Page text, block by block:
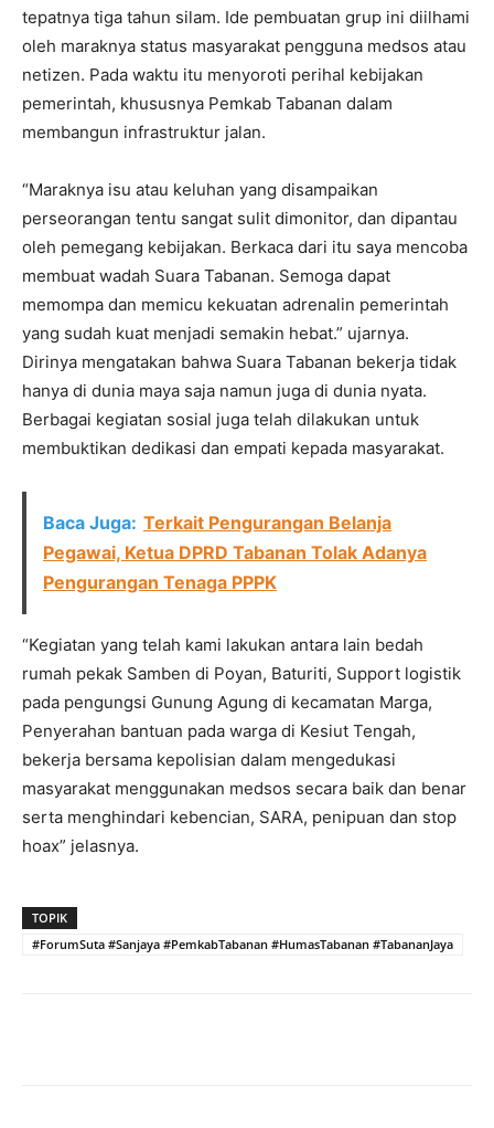
tepatnya tiga tahun silam. Ide pembuatan grup ini diilhami
oleh maraknya status masyarakat pengguna medsos atau
netizen. Pada waktu itu menyoroti perihal kebijakan
pemerintah, khususnya Pemkab Tabanan dalam
membangun infrastruktur jalan.
“Maraknya isu atau keluhan yang disampaikan
perseorangan tentu sangat sulit dimonitor, dan dipantau
oleh pemegang kebijakan. Berkaca dari itu saya mencoba
membuat wadah Suara Tabanan. Semoga dapat
memompa dan memicu kekuatan adrenalin pemerintah
yang sudah kuat menjadi semakin hebat.” ujarnya.
Dirinya mengatakan bahwa Suara Tabanan bekerja tidak
hanya di dunia maya saja namun juga di dunia nyata.
Berbagai kegiatan sosial juga telah dilakukan untuk
membuktikan dedikasi dan empati kepada masyarakat.
Baca Juga: Terkait Pengurangan Belanja
Pegawai, Ketua DPRD Tabanan Tolak Adanya
Pengurangan Tenaga PPPK
“Kegiatan yang telah kami lakukan antara lain bedah
rumah pekak Samben di Poyan, Baturiti, Support logistik
pada pengungsi Gunung Agung di kecamatan Marga,
Penyerahan bantuan pada warga di Kesiut Tengah,
bekerja bersama kepolisian dalam mengedukasi
masyarakat menggunakan medsos secara baik dan benar
serta menghindari kebencian, SARA, penipuan dan stop
hoax” jelasnya.
TOPIK
#ForumSuta #Sanjaya #PemkabTabanan #HumasTabanan #TabananJaya